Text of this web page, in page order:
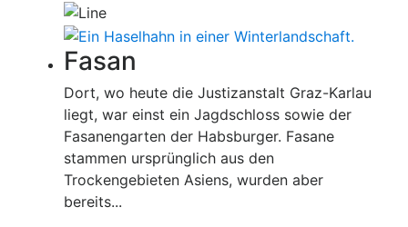
Fasan
Dort, wo heute die Justizanstalt Graz-Karlau
liegt, war einst ein Jagdschloss sowie der
Fasanengarten der Habsburger. Fasane
stammen ursprünglich aus den
Trockengebieten Asiens, wurden aber
bereits...